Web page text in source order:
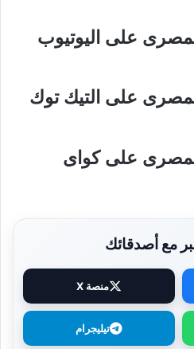
على اليوتيوب
على التيك توك
المصرى على كواى
مع أصدقائك
منصة X
تيليجرام